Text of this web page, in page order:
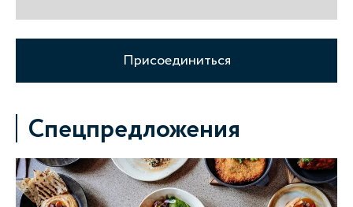
Присоединиться
Спецпредложения